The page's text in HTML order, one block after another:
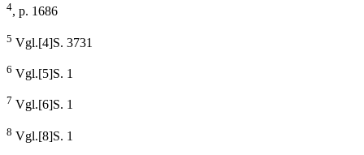
4, p. 1686
5 Vgl.[4]S. 3731
6 Vgl.[5]S. 1
7 Vgl.[6]S. 1
8 Vgl.[8]S. 1